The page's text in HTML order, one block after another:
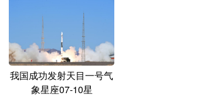
我国成功发射天目一号气
象星座07-10星